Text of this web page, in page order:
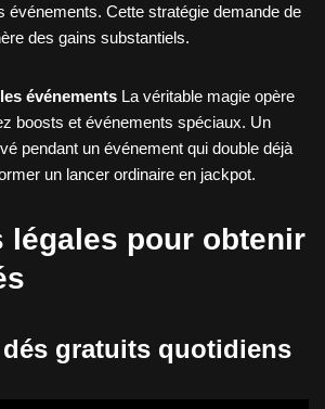
événements. Cette stratégie demande de
des gains substantiels.
événements La véritable magie opère
boosts et événements spéciaux. Un
pendant un événement qui double déjà
un lancer ordinaire en jackpot.
légales pour obtenir
gratuits quotidiens